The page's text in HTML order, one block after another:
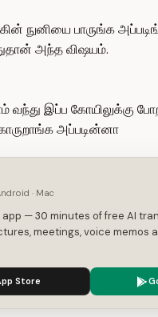
நுனியை பாருங்க
அந்த விஷயம்.
இப்ப கோயிலுக்கு
அப்படின்னா
போயிட்டு அங்க இருக்க
போயிட்டு
வழிபட்ட கையோட
enhance your experience.
· Mac
app — 30 minutes of free AI
meetings, voice memos
Store